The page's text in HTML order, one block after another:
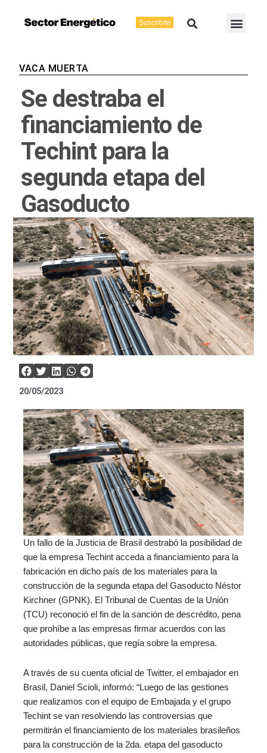
Suscribite Buscar
VACA MUERTA
Se destraba el
financiamiento de
Techint para la
segunda etapa del
Gasoducto
20/05/2023
Un fallo de la Justicia de Brasil destrabó la posibilidad de
que la empresa Techint acceda a financiamiento para la
fabricación en dicho país de los materiales para la
construcción de la segunda etapa del Gasoducto Néstor
Kirchner (GPNK). El Tribunal de Cuentas de la Unión
(TCU) reconoció el fin de la sanción de descrédito, pena
que prohíbe a las empresas firmar acuerdos con las
autoridades públicas, que regía sobre la empresa.
A través de su cuenta oficial de Twitter, el embajador en
Brasil, Daniel Scioli, informó: “Luego de las gestiones
que realizamos con el equipo de Embajada y el grupo
Techint se van resolviendo las controversias que
permitirán el financiamiento de los materiales brasileños
para la construcción de la 2da. etapa del gasoducto